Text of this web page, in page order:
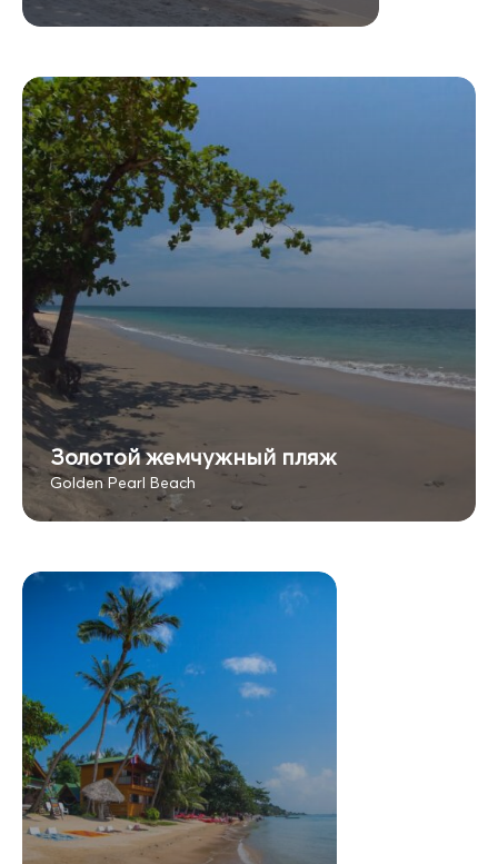
Золотой жемчужный пляж
Golden Pearl Beach